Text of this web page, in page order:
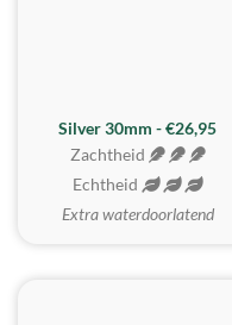
Silver 30mm - €26,95
Zachtheid
Echtheid
Extra waterdoorlatend